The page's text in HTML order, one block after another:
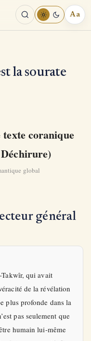
Aa
la sourate
texte coranique
global
général
qui avait
de la révélation
plus profonde dans la
pas seulement que
humain lui-même